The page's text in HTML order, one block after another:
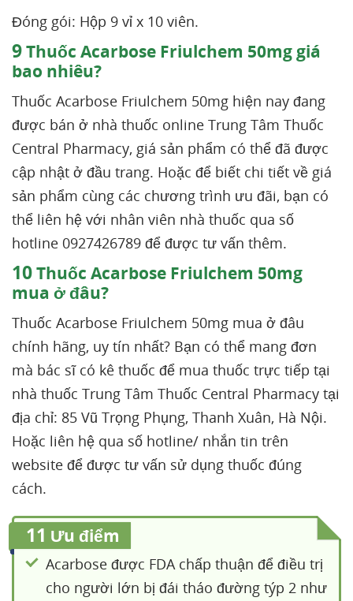
Đóng gói: Hộp 9 vỉ x 10 viên.
9Thuốc Acarbose Friulchem 50mg giá
bao nhiêu?
Thuốc Acarbose Friulchem 50mg hiện nay đang
được bán ở nhà thuốc online Trung Tâm Thuốc
Central Pharmacy, giá sản phẩm có thể đã được
cập nhật ở đầu trang. Hoặc để biết chi tiết về giá
sản phẩm cùng các chương trình ưu đãi, bạn có
thể liên hệ với nhân viên nhà thuốc qua số
hotline 0927426789 để được tư vấn thêm.
10Thuốc Acarbose Friulchem 50mg
mua ở đâu?
Thuốc Acarbose Friulchem 50mg mua ở đâu
chính hãng, uy tín nhất? Bạn có thể mang đơn
mà bác sĩ có kê thuốc để mua thuốc trực tiếp tại
nhà thuốc Trung Tâm Thuốc Central Pharmacy tại
địa chỉ: 85 Vũ Trọng Phụng, Thanh Xuân, Hà Nội.
Hoặc liên hệ qua số hotline/ nhắn tin trên
website để được tư vấn sử dụng thuốc đúng
cách.
11 Ưu điểm
Acarbose được FDA chấp thuận để điều trị
cho người lớn bị đái tháo đường týp 2 như